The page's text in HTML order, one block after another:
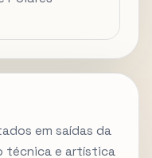
em saídas da
técnica e artística